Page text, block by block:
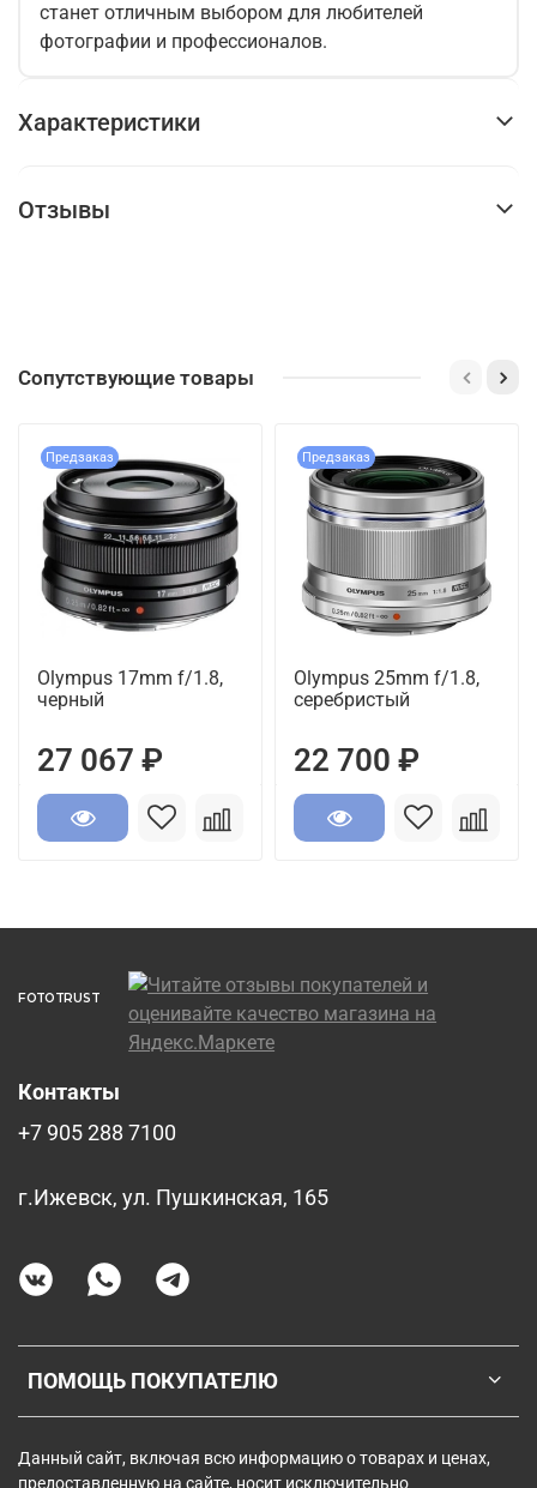
станет отличным выбором для любителей
фотографии и профессионалов.
Характеристики
Отзывы
Сопутствующие товары
Предзаказ
Olympus 17mm f/1.8,
черный
27 067 ₽
Предзаказ
Olympus 25mm f/1.8,
серебристый
22 700 ₽
FOTOTRUST
ПОМОЩЬ ПОКУПАТЕЛЮ
Контакты
+7 905 288 7100
г.Ижевск, ул. Пушкинская, 165
Данный сайт, включая всю информацию о товарах и ценах,
предоставленную на сайте, носит исключительно